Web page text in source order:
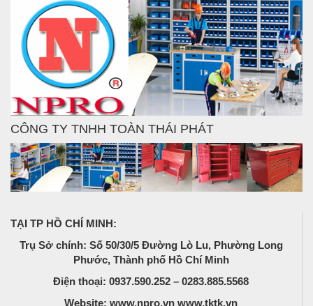
CÔNG TY TNHH TOÀN THÁI PHÁT
TẠI TP HỒ CHÍ MINH:
Trụ Sở chính: Số 50/30/5 Đường Lò Lu, Phường Long
Phước, Thành phố Hồ Chí Minh
Điện thoại: 0937.590.252 – 0283.885.5568
Website: www.npro.vn www.tktk.vn